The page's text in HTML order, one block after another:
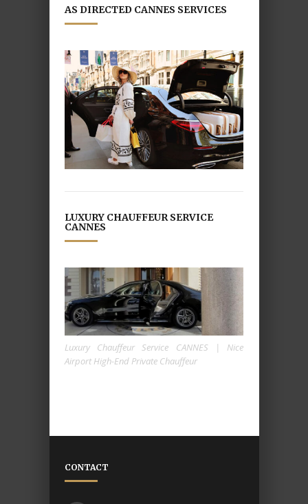
AS DIRECTED CANNES SERVICES
LUXURY CHAUFFEUR SERVICE
CANNES
Luxury Chauffeur Service CANNES | Nice
Airport High-End Private Chauffeur
CONTACT